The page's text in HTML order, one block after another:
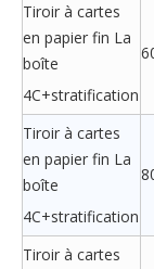
Tiroir à cartes
en papier fin La
boîte
4C+stratification
Tiroir à cartes
en papier fin La
boîte
4C+stratification
Tiroir à cartes